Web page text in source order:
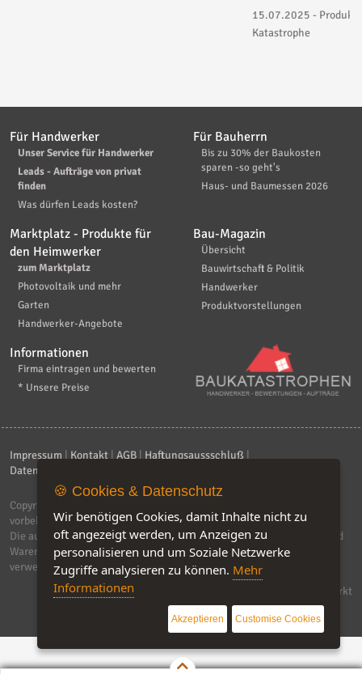
15.07.2025 -
Katastrophe
Für Handwerker
Unser Service für Handwerker
Leads - Aufträge von privat
finden
Was dürfen Leads kosten?
Für Bauherrn
Bis zu 30% der Baukosten
sparen -so geht's
Haus- und Baumessen 2026
Marktplatz - Produkte für
den Heimwerker
zum Marktplatz
Photovoltaik und mehr
Garten
Handwerker-Angebote
Bau-Magazin
Übersicht
Bauwirtschaft & Politik
Handwerker
Produktvorstellungen
Informationen
Firma eintragen und bewerten
* Unsere Preise
Impressum Kontakt AGB Haftungsaussschluß
Datenschutzerklärung
Copyright © 2026
vorbehalten.
Die auf dieser Seite verwendeten Produktbezeichnungen, Namen und
Warenzeichen sind Eigentum der jeweiligen Firmen. Unser Portal
verwendet Affiliat-Links, für dir wir Geld erhalten.
Software by IQ-Markt
🍪 Cookies & Datenschutz
Wir benötigen Cookies, damit Inhalte nicht zu
oft angezeigt werden, um Anzeigen zu
personalisieren und um Soziale Netzwerke
Zugriffe analysieren zu können. Mehr
Informationen
Akzeptieren Customise Cookies